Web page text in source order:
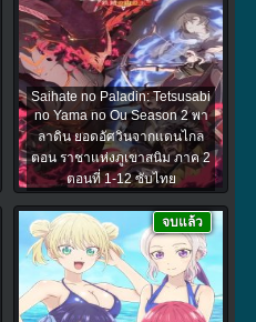
Saihate no Paladin: Tetsusabi
no Yama no Ou Season 2 พา
ลาดิน ยอดอัศวินจากแดนไกล
ตอน ราชาแห่งภูเขาสนิม ภาค 2
ตอนที่ 1-12 ซับไทย
จบแล้ว